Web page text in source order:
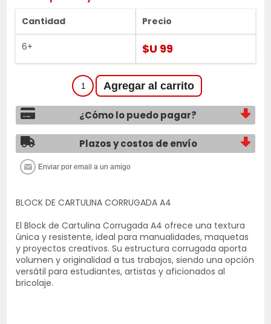
Cantidad
6+
Precio
$U 99
¿Cómo lo puedo pagar?
Plazos y costos de envío
BLOCK DE CARTULINA CORRUGADA A4
El Block de Cartulina Corrugada A4 ofrece una textura
única y resistente, ideal para manualidades, maquetas
y proyectos creativos. Su estructura corrugada aporta
volumen y originalidad a tus trabajos, siendo una opción
versátil para estudiantes, artistas y aficionados al
bricolaje.